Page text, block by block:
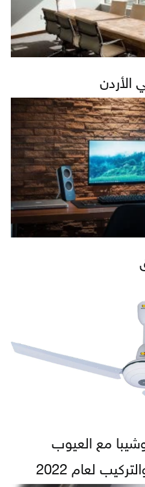
مع العيوب
لعام 2022